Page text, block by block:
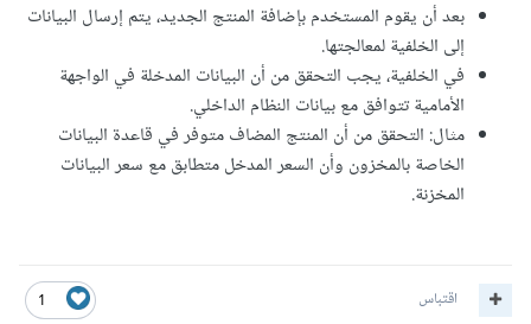
بعد أن يقوم المستخدم بإضافة المنتج الجديد، يتم إرسال البيانات
إلى الخلفية لمعالجتها.
في الخلفية، يجب التحقق من أن البيانات المدخلة في الواجهة
الأمامية تتوافق مع بيانات النظام الداخلي.
مثال: التحقق من أن المنتج المضاف متوفر في قاعدة البيانات
الخاصة بالمخزون وأن السعر المدخل متطابق مع سعر البيانات
المخزنة.
1 اقتباس